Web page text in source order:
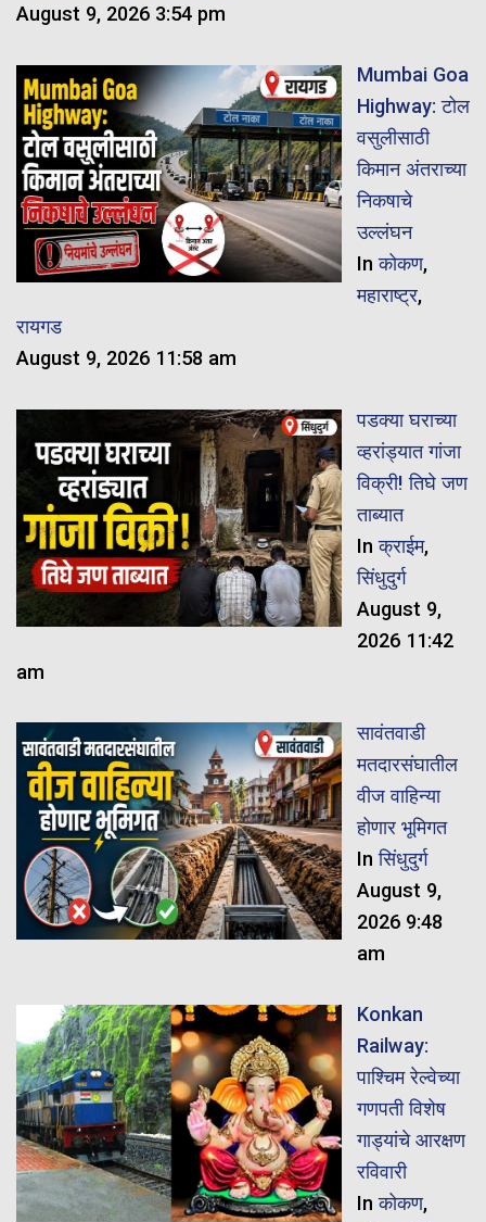
August 9, 2026 3:54 pm
Mumbai Goa
Highway: टोल
वसुलीसाठी
किमान अंतराच्या
निकषाचे
उल्लंघन
Inकोकण,
महाराष्ट्र,
रायगड
August 9, 2026 11:58 am
पडक्या घराच्या
व्हरांड्यात गांजा
विक्री! तिघे जण
ताब्यात
Inक्राईम,
सिंधुदुर्ग
August 9,
2026 11:42
am
सावंतवाडी
मतदारसंघातील
वीज वाहिन्या
होणार भूमिगत
Inसिंधुदुर्ग
August 9,
2026 9:48
am
Konkan
Railway:
पाश्चिम रेल्वेच्या
गणपती विशेष
गाड्यांचे आरक्षण
रविवारी
Inकोकण,